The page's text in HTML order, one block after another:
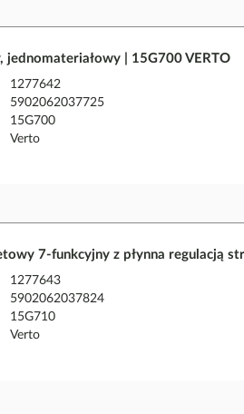
jednomateriałowy | 15G700 VERTO
1277642
5902062037725
15G700
Verto
7-funkcyjny z płynna regulacją
1277643
5902062037824
15G710
Verto